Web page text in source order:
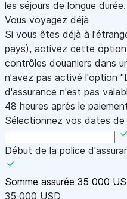
les séjours de longue
Vous voyagez déjà
Si vous êtes déjà à
pays), activez cette
contrôles douaniers dans
n'avez pas activé l'option
d'assurance n'est pas
48 heures après le
Sélectionnez vos dates de
Début de la police
Somme assurée 35 000
35 000 USD